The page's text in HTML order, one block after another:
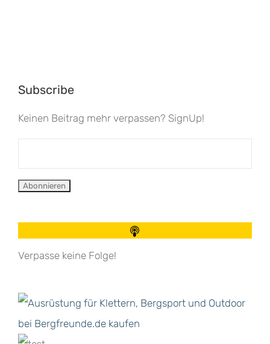
Subscribe
Keinen Beitrag mehr verpassen? SignUp!
Verpasse keine Folge!